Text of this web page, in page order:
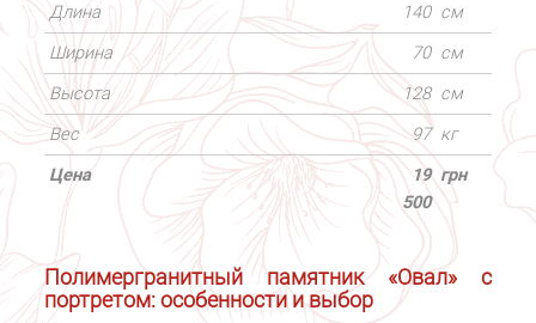
Длина 140 см
Ширина
70 см
Высота
128 см
Вес
97 кг
Цена
19
500
грн
Полимергранитный памятник «Овал» с
портретом: особенности и выбор